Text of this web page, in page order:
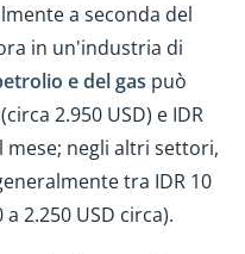
a seconda del
in un'industria di
e del gas può
2.950 USD) e IDR
mese; negli altri settori,
tra IDR 10
2.250 USD circa).